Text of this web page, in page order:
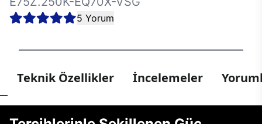
5 Yorum
Teknik Özellikler İncelemeler